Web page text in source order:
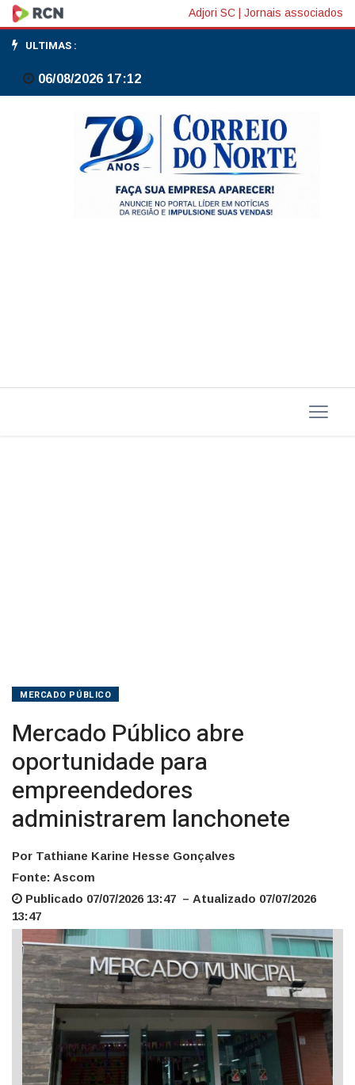
Mercado
Público
abre
oportunidade
empreendedores
administrarem
Adjori SC Jornais associados
ULTIMAS :
06/08/2026 17:12
MERCADO PÚBLICO
Mercado Público abre
oportunidade para
empreendedores
administrarem lanchonete
Por Tathiane Karine Hesse Gonçalves
Fonte: Ascom
Publicado 07/07/2026 13:47 – Atualizado 07/07/2026
13:47